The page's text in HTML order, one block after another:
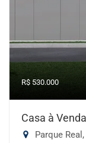
R$ 530.000
Casa à
Parque